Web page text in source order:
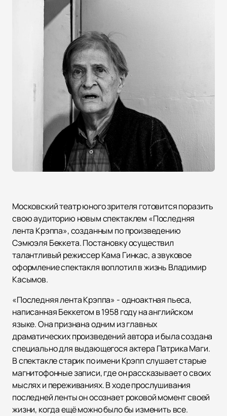
Московский театр юного зрителя готовится поразить
свою аудиторию новым спектаклем «Последняя
лента Крэппа», созданным по произведению
Сэмюэля Беккета. Постановку осуществил
талантливый режиссер Кама Гинкас, а звуковое
оформление спектакля воплотил в жизнь Владимир
Касымов.
«Последняя лента Крэппа» - одноактная пьеса,
написанная Беккетом в 1958 году на английском
языке. Она признана одним из главных
драматических произведений автора и была создана
специально для выдающегося актера Патрика Маги.
В спектакле старик по имени Крэпп слушает старые
магнитофонные записи, где он рассказывает о своих
мыслях и переживаниях. В ходе прослушивания
последней ленты он осознает роковой момент своей
жизни, когда ещё можно было бы изменить все.